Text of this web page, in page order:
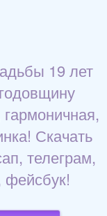
19 лет
Скачать
телеграм,
фейсбук!